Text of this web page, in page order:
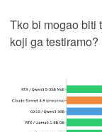
Tko bi mogao biti
koji ga testiramo?